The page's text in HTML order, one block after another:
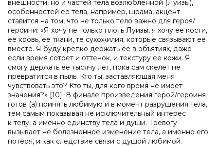
внешности, но и частей тела возлюбленной (Луизы),
особенностей ее тела, например, шрама, акцент
ставится на том, что не только тело важно для героя/
героини: «Я хочу не только плоть Луизы, я хочу ее кости,
ее кровь, ее ткани, те сухожилия, которые связывают ее
вместе. Я буду крепко держать ее в объятиях, даже
если время сотрет и оттенок, и текстуру ее кожи. Я
смогу держать ее тысячу лет, пока сам скелет не
превратится в пыль. Кто ты, заставляющая меня
чувствовать это? Кто ты, для кого время не имеет
значения?» [10]. В финале произведения герой/героиня
готов (а) принять любимую и в момент разрушения тела,
тем самым показывая не исключительный интерес
к телу, а именно единству тела и души. Тревогу
вызывает не болезненное изменение тела, а именно его
потеря, и как следствие связи с душой любимой.